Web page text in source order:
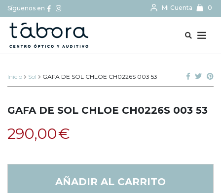
Síguenos en Mi Cuenta 0
Inicio Sol GAFA DE SOL CHLOE CH0226S 003 53
GAFA DE SOL CHLOE CH0226S 003 53
290,00€
AÑADIR AL CARRITO